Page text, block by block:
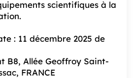
scientifiques à la
: 11 décembre 2025 de
B8, Allée Geoffroy Saint-
FRANCE